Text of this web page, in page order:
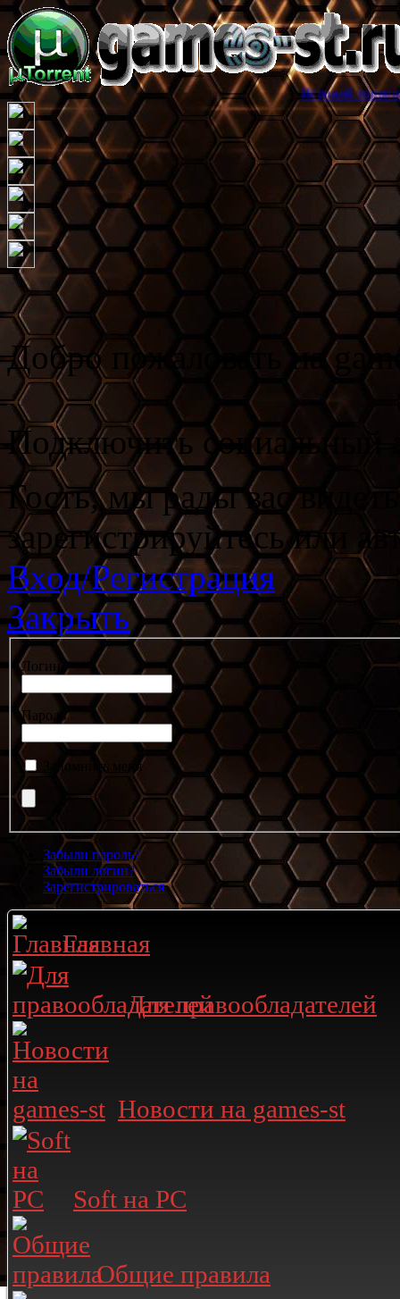
Игровой торрент трекер
Добро пожаловать на
Подключить социальный
Гость, мы рады вас
зарегистрируйтесь или
Вход/Регистрация
Закрыть
Логин
Пароль
Запомнить меня
Забыли пароль?
Забыли логин?
Зарегистрироваться
Главная
Для правообладателей
Новости на games-st
Soft на PC
Общие правила